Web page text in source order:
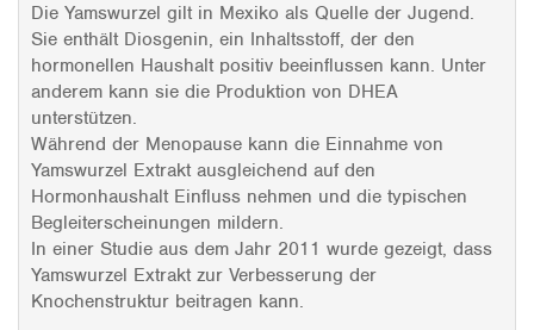
Die Yamswurzel gilt in Mexiko als Quelle der Jugend.
Sie enthält Diosgenin, ein Inhaltsstoff, der den
hormonellen Haushalt positiv beeinflussen kann. Unter
anderem kann sie die Produktion von DHEA
unterstützen.
Während der Menopause kann die Einnahme von
Yamswurzel Extrakt ausgleichend auf den
Hormonhaushalt Einfluss nehmen und die typischen
Begleiterscheinungen mildern.
In einer Studie aus dem Jahr 2011 wurde gezeigt, dass
Yamswurzel Extrakt zur Verbesserung der
Knochenstruktur beitragen kann.